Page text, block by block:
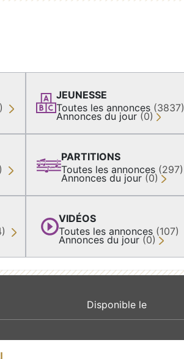
JEUNESSE
Toutes les annonces (3837)
Annonces du jour (0)
PARTITIONS
Toutes les annonces (297)
Annonces du jour (0)
VIDÉOS
Toutes les annonces (107)
Annonces du jour (0)